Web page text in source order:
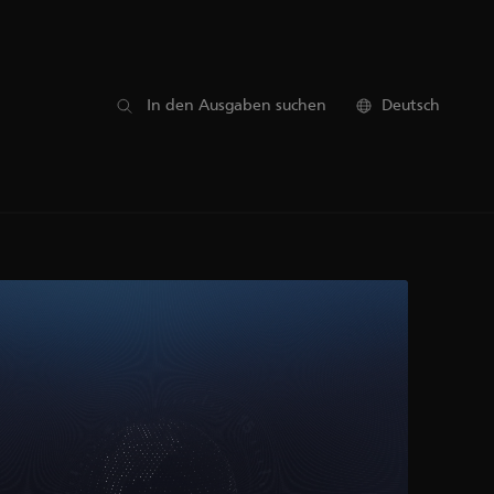
In den Ausgaben suchen Deutsch